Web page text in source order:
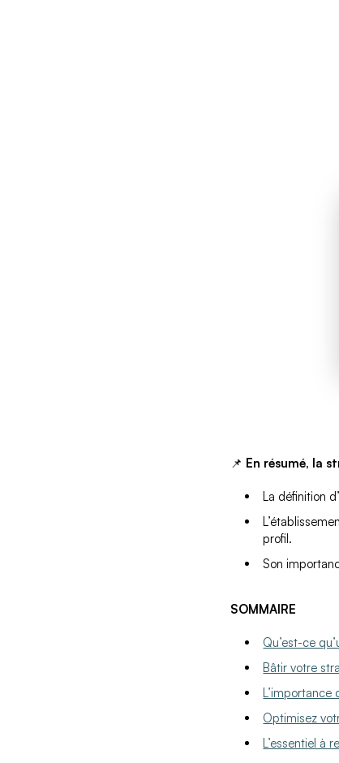
📌 En résumé, la
La définition
profil.
Son
SOMMAIRE
Qu’est-ce
Bâtir votre
Optimisez
L’essentiel à